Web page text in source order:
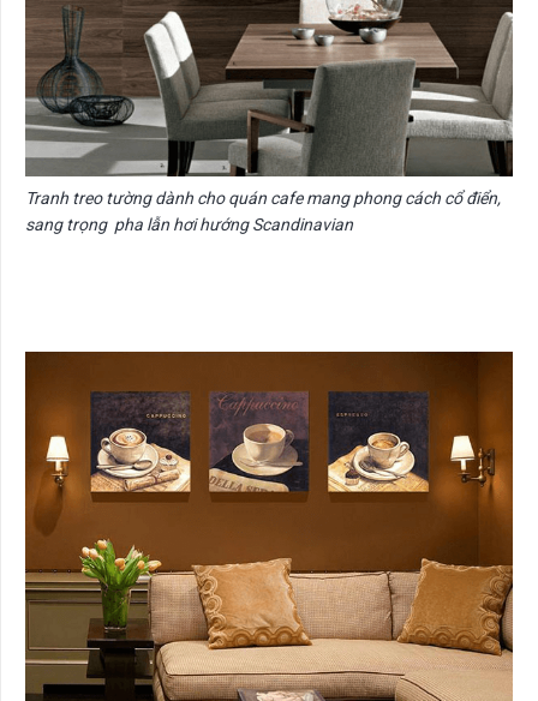
Tranh treo tường dành cho quán cafe mang phong cách cổ điển,
sang trọng pha lẫn hơi hướng Scandinavian